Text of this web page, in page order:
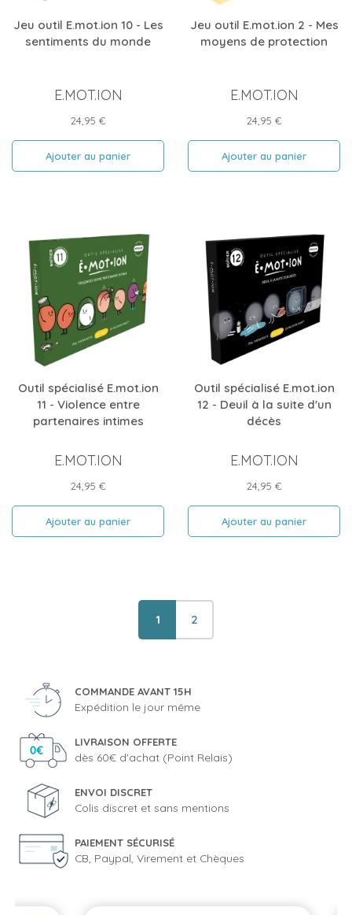
Jeu outil E.mot.ion 10 - Les
sentiments du monde
E.MOT.ION
Prix
24,95 €
Ajouter au panier
Jeu outil E.mot.ion 2 - Mes
moyens de protection
E.MOT.ION
Prix
24,95 €
Ajouter au panier
Outil spécialisé E.mot.ion
11 - Violence entre
partenaires intimes
E.MOT.ION
Prix
24,95 €
Ajouter au panier
Outil spécialisé E.mot.ion
12 - Deuil à la suite d'un
décès
E.MOT.ION
Prix
24,95 €
Ajouter au panier
1 2
COMMANDE AVANT 15H
Expédition le jour même
LIVRAISON OFFERTE
dès 60€ d'achat (Point Relais)
ENVOI DISCRET
Colis discret et sans mentions
PAIEMENT SÉCURISÉ
CB, Paypal, Virement et Chèques